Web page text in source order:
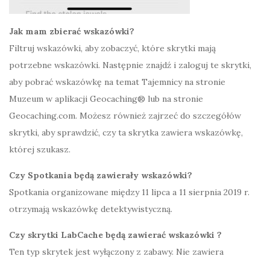
Jak mam zbierać wskazówki?
Filtruj wskazówki, aby zobaczyć, które skrytki mają
potrzebne wskazówki. Następnie znajdź i zaloguj te skrytki,
aby pobrać wskazówkę na temat Tajemnicy na stronie
Muzeum w aplikacji Geocaching® lub na stronie
Geocaching.com. Możesz również zajrzeć do szczegółów
skrytki, aby sprawdzić, czy ta skrytka zawiera wskazówkę,
której szukasz.
Czy Spotkania będą zawierały wskazówki?
Spotkania organizowane między 11 lipca a 11 sierpnia 2019 r.
otrzymają wskazówkę detektywistyczną.
Czy skrytki LabCache będą zawierać wskazówki ?
Ten typ skrytek jest wyłączony z zabawy. Nie zawiera